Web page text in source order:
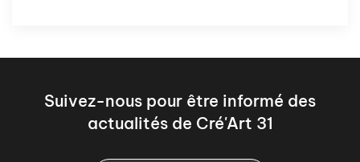
Suivez-nous pour être informé des
actualités de Cré'Art 31